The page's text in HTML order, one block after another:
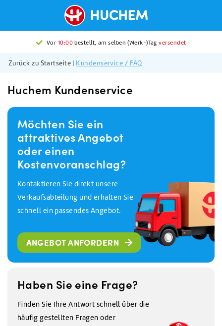
Vor 10:00bestellt, am selben (Werk-)Tagversendet
Zurück zu Startseite | Kundenservice / FAQ
Huchem Kundenservice
Möchten Sie ein
attraktives Angebot
oder einen
Kostenvoranschlag?
Kontaktieren Sie direkt unsere
Verkaufsabteilung und erhalten Sie
schnell ein passendes Angebot.
ANGEBOT ANFORDERN
Haben Sie eine Frage?
Finden Sie Ihre Antwort schnell über die
häufig gestellten Fragen oder